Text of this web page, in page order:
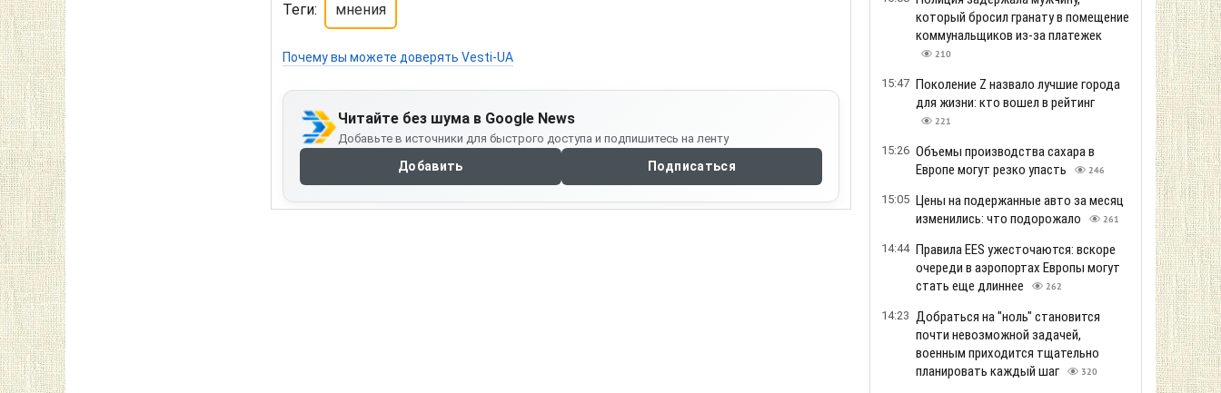
Теги: мнения
Почему вы можете доверять Vesti-UA
Читайте без шума в Google News
Добавьте в источники для быстрого доступа и подпишитесь на ленту
Добавить Подписаться
который бросил гранату в помещение
коммунальщиков из-за платежек
210
15:47 Поколение Z назвало лучшие города
для жизни: кто вошел в рейтинг
221
15:26 Объемы производства сахара в
Европе могут резко упасть
246
15:05 Цены на подержанные авто за месяц
изменились: что подорожало
261
14:44 Правила EES ужесточаются: вскоре
очереди в аэропортах Европы могут
стать еще длиннее
262
14:23 Добраться на "ноль" становится
почти невозможной задачей,
военным приходится тщательно
планировать каждый шаг
320